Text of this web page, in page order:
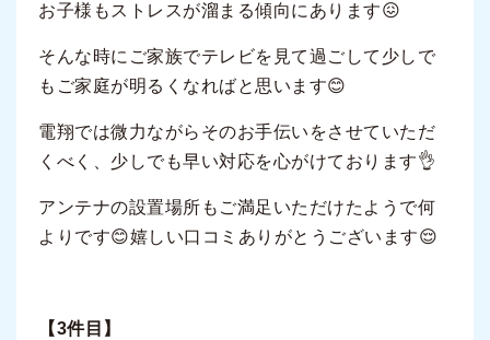
お子様もストレスが溜まる傾向にあります😖
そんな時にご家族でテレビを見て過ごして少しで
もご家庭が明るくなればと思います😊
電翔では微力ながらそのお手伝いをさせていただ
くべく、少しでも早い対応を心がけております👌
アンテナの設置場所もご満足いただけたようで何
よりです😊嬉しい口コミありがとうございます😌
【3件目】